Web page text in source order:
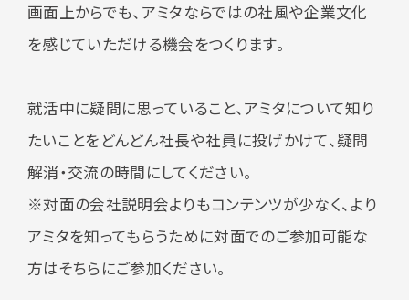
画面上からでも、アミタならではの社風や企業文化
を感じていただける機会をつくります。
就活中に疑問に思っていること、アミタについて知り
たいことをどんどん社長や社員に投げかけて、疑問
解消・交流の時間にしてください。
※対面の会社説明会よりもコンテンツが少なく、より
アミタを知ってもらうために対面でのご参加可能な
方はそちらにご参加ください。